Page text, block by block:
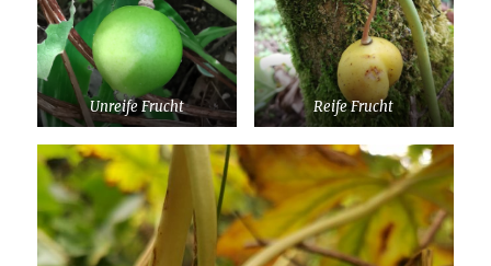
Unreife Frucht Reife Frucht